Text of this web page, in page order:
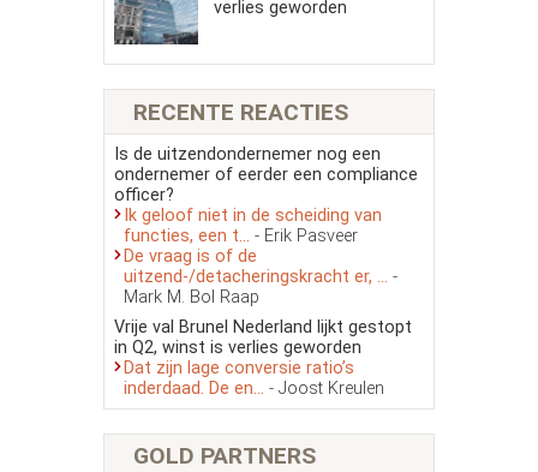
verlies geworden
RECENTE REACTIES
Is de uitzendondernemer nog een
ondernemer of eerder een compliance
officer?
Ik geloof niet in de scheiding van
functies, een t... - Erik Pasveer
De vraag is of de
uitzend-/detacheringskracht er, ... -
Mark M. Bol Raap
Vrije val Brunel Nederland lijkt gestopt
in Q2, winst is verlies geworden
Dat zijn lage conversie ratio’s
inderdaad. De en... - Joost Kreulen
GOLD PARTNERS